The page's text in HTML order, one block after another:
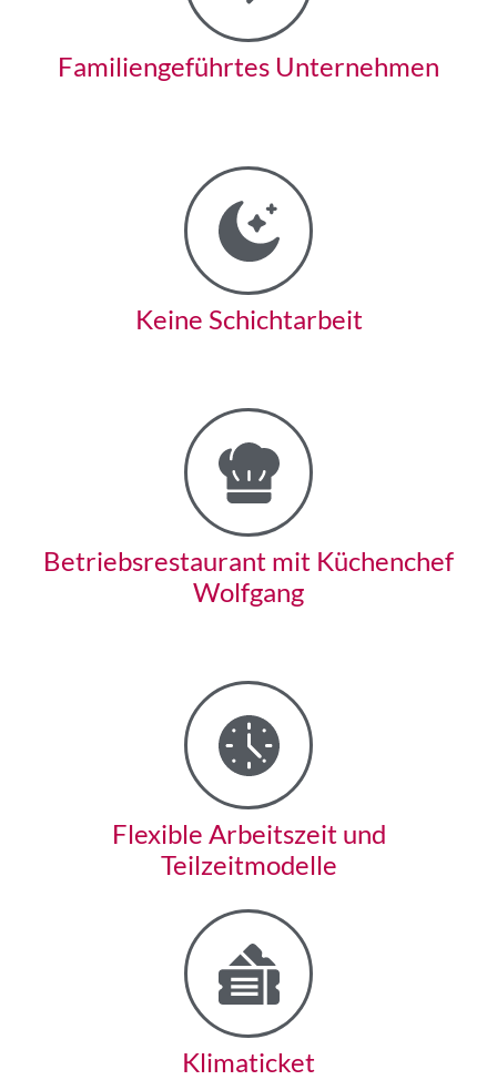
Familiengeführtes Unternehmen
Keine Schichtarbeit
Betriebs­restaurant mit Küchenchef
Wolfgang
Flexible Arbeitszeit und
Teilzeitmodelle
Klimaticket